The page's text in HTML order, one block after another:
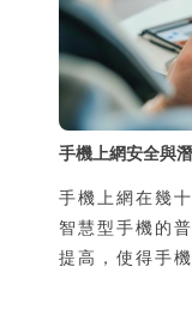
手機上網安全與
手機上網在幾
智慧型手機的
提高，使得手